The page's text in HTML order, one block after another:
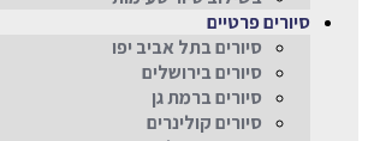
סיורים פרטיים
סיורים בתל אביב יפו
סיורים בירושלים
סיורים ברמת גן
סיורים קולינרים